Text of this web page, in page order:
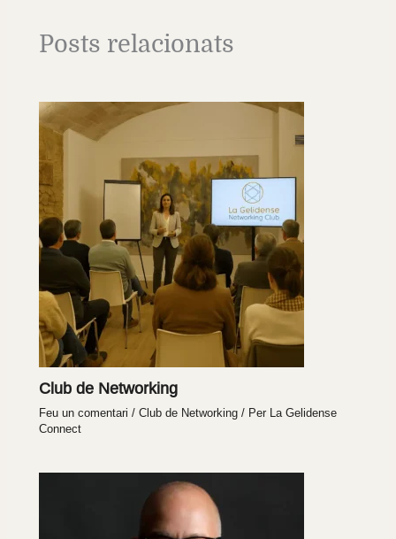
Posts relacionats
Club de Networking
Feu un comentari /Club de Networking / Per La Gelidense
Connect